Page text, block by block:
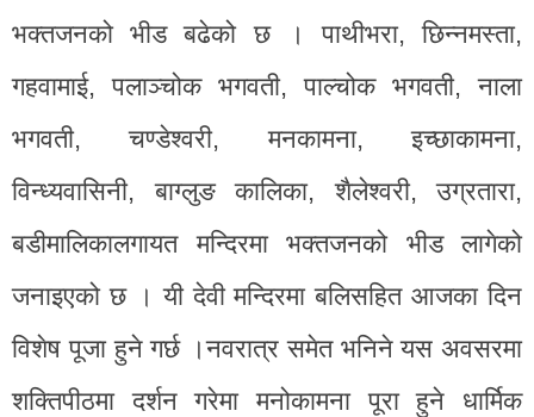
भक्तजनको भीड बढेको छ । पाथीभरा, छिन्नमस्ता,
गहवामाई, पलाञ्चोक भगवती, पाल्चोक भगवती, नाला
भगवती, चण्डेश्वरी, मनकामना, इच्छाकामना,
विन्ध्यवासिनी, बाग्लुङ कालिका, शैलेश्वरी, उग्रतारा,
बडीमालिकालगायत मन्दिरमा भक्तजनको भीड लागेको
जनाइएको छ । यी देवी मन्दिरमा बलिसहित आजका दिन
विशेष पूजा हुने गर्छ ।नवरात्र समेत भनिने यस अवसरमा
शक्तिपीठमा दर्शन गरेमा मनोकामना पूरा हुने धार्मिक